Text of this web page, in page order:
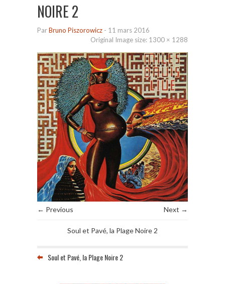
NOIRE 2
ParBruno Piszorowicz - 11 mars 2016
Original Image size: 1300 × 1288
← Previous Next →
Soul et Pavé, la Plage Noire 2
Soul et Pavé, la Plage Noire 2